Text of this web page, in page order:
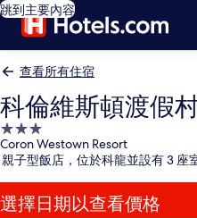
跳到主要內容
查看所有住宿
科倫維斯頓渡假
3.0
星
級
住
宿
Coron Westown Resort
親子型飯店，位於科龍並設有 3 座
選擇日期以查看價格